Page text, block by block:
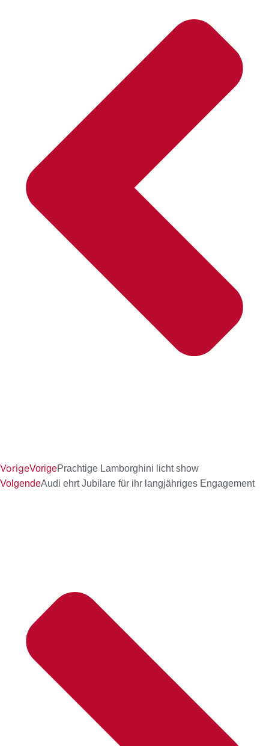
VorigeVorigePrachtige Lamborghini licht show
VolgendeAudi ehrt Jubilare für ihr langjähriges Engagement